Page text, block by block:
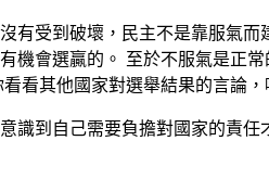
受到破壞，民主不是靠服氣而
機會選贏的。 至於不服氣是正
看其他國家對選舉結果的言論
到自己需要負擔對國家的責任